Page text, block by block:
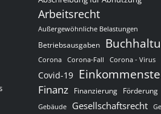
Arbeitsrecht
Außergewöhnliche Belastungen
Betriebsausgaben
Corona Corona-Fall Corona - Virus
Covid-19
Finanz Finanzierung Förderung
Gebäude Gesellschaftsrecht